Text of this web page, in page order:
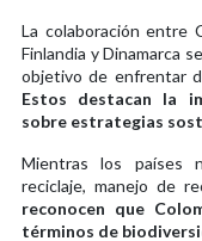
La colaboración entre
Finlandia y Dinamarca
objetivo de enfrentar
Estos destacan la
sobre estrategias
Mientras los países
reciclaje, manejo de
reconocen que
términos de